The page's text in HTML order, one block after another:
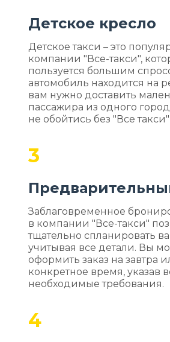
Детское кресло
Детское такси – это
компании "Все-такси",
пользуется большим
автомобиль находится на
вам нужно доставить
пассажира из одного
не обойтись без "Все такси"
3
Заблаговременное
в компании "Все-такси"
тщательно спланировать
учитывая все детали. Вы
оформить заказ на завтра
конкретное время, указав
необходимые требования.
4